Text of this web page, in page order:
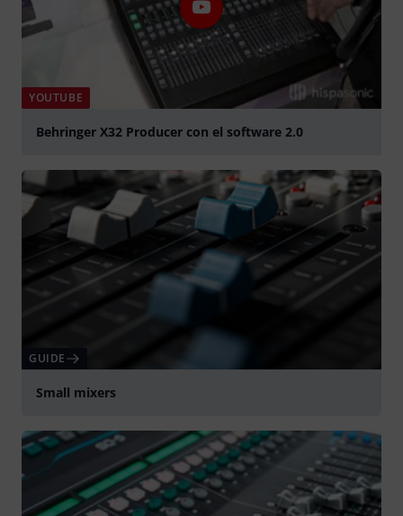
YOUTUBE
Behringer X32 Producer con el software 2.0
GUIDE
Small mixers